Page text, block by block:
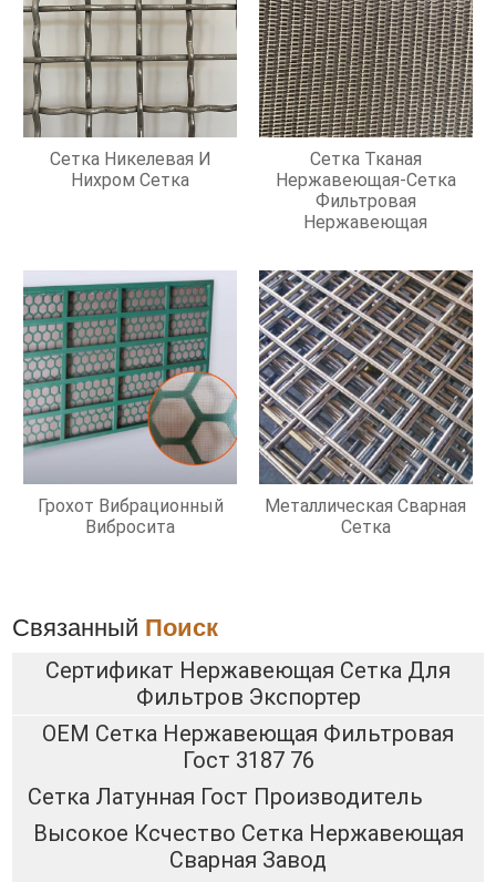
Сетка Никелевая И
Нихром Сетка
Сетка Тканая
Нержавеющая-Сетка
Фильтровая
Нержавеющая
Грохот Вибрационный
Вибросита
Металлическая Сварная
Сетка
Связанный Поиск
Сертификат Нержавеющая Сетка Для
Фильтров Экспортер
OEM Сетка Нержавеющая Фильтровая
Гост 3187 76
Сетка Латунная Гост Производитель
Высокое Ксчество Сетка Нержавеющая
Сварная Завод